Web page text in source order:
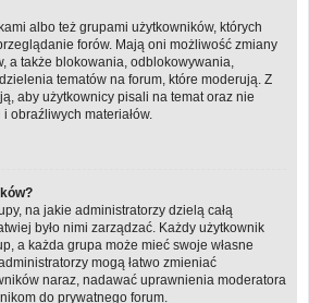
albo też grupami użytkowników, których
forów. Mają oni możliwość zmiany
a także blokowania, odblokowywania,
tematów na forum, które moderują. Z
aby użytkownicy pisali na temat oraz nie
obraźliwych materiałów.
na jakie administratorzy dzielą całą
było nimi zarządzać. Każdy użytkownik
a każda grupa może mieć swoje własne
mogą łatwo zmieniać
naraz, nadawać uprawnienia moderatora
do prywatnego forum.